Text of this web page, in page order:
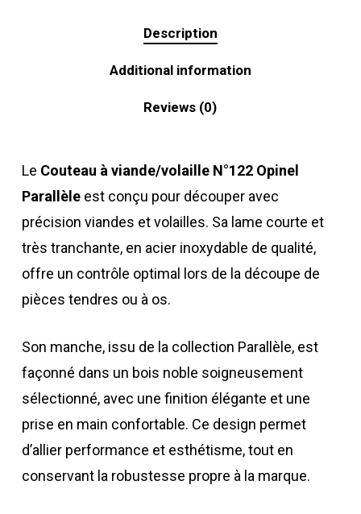
Description
Additional information
Reviews (0)
Le Couteau à viande/volaille N°122 Opinel
Parallèleest conçu pour découper avec
précision viandes et volailles. Sa lame courte et
très tranchante, en acier inoxydable de qualité,
offre un contrôle optimal lors de la découpe de
pièces tendres ou à os.
Son manche, issu de la collection Parallèle, est
façonné dans un bois noble soigneusement
sélectionné, avec une finition élégante et une
prise en main confortable. Ce design permet
d’allier performance et esthétisme, tout en
conservant la robustesse propre à la marque.